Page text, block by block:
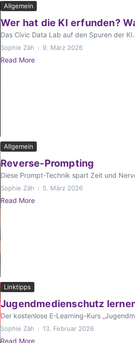
Allgemein
Wer hat die KI erfunden?
Das Civic Data Lab auf den Spuren der
Sophie Zäh 9. März 2026
Read More
Allgemein
Reverse-Prompting
Diese Prompt-Technik spart Zeit und
Sophie Zäh 5. März 2026
Read More
Linktipps
Jugendmedienschutz
Der kostenlose E-Learning-Kurs
Sophie Zäh 13. Februar 2026
Read More